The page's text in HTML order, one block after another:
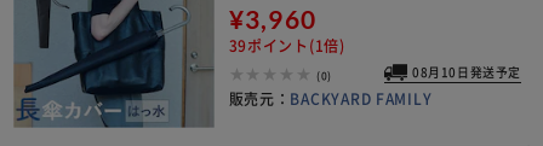
ング 肩掛け 洗える 洗濯 防水 アンブレ
ラケース 傘ポーチ 濡れた傘
¥3,960
39ポイント(1倍)
(0) 08月10日発送予定
販売元： BACKYARD FAMILY